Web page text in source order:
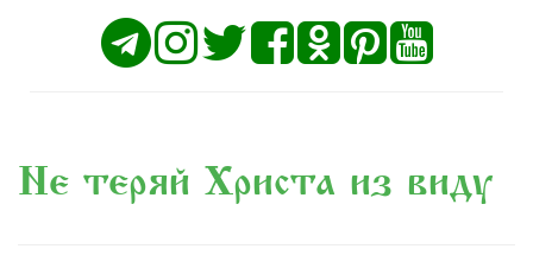
Не теряй Христа из виду